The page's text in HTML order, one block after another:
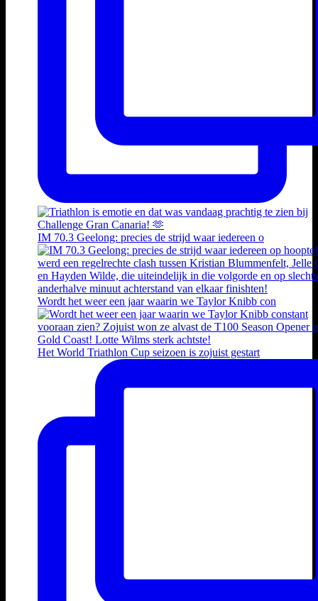
IM 70.3 Geelong: precies de strijd waar iedereen o
Wordt het weer een jaar waarin we Taylor Knibb con
Het World Triathlon Cup seizoen is zojuist gestart